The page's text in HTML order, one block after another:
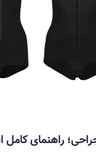
راهنمای کامل